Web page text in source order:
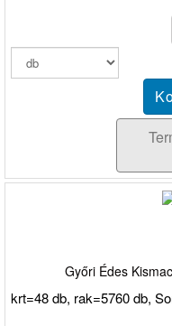
Győri Édes
krt=48 db, rak=5760 db,